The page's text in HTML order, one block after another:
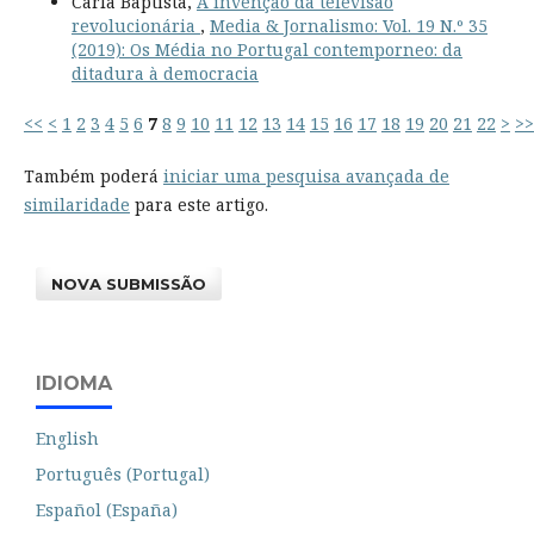
revolucionária , Media & Jornalismo: Vol. 19 N.º 35
(2019): Os Média no Portugal contemporneo: da
ditadura à democracia
<< < 1 2 3 4 5 6 7 8 9 10 11 12 13 14 15 16 17 18 19 20 21 22 > >>
Também poderá iniciar uma pesquisa avançada de
similaridade para este artigo.
NOVA SUBMISSÃO
IDIOMA
English
Português (Portugal)
Español (España)